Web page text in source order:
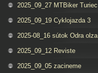
2025_09_27 MTBiker Turiec
2025_09_19 Cyklojazda 3
2025-08_16 sútok Odra olza
2025_09_12 Reviste
2025_09_05 zacineme